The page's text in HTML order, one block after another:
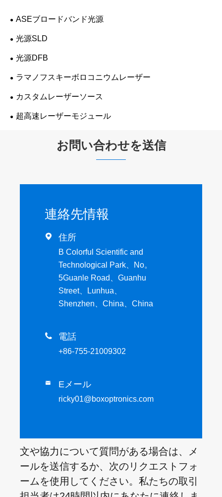
ASEブロードバンド光源
光源SLD
光源DFB
ラマノフスキーボロコニウムレーザー
カスタムレーザーソース
超高速レーザーモジュール
お問い合わせを送信
連絡先情報
 住所
B Colorful Scientific and
Technological Park、No。
5Guanle Road、Guanhu
Street、Lunhua、
Shenzhen、China、China
 電話
+86-755-21009302
 Eメール
ricky01@boxoptronics.com
文や協力について質問がある場合は、メ
ールを送信するか、次のリクエストフォ
ームを使用してください。私たちの取引